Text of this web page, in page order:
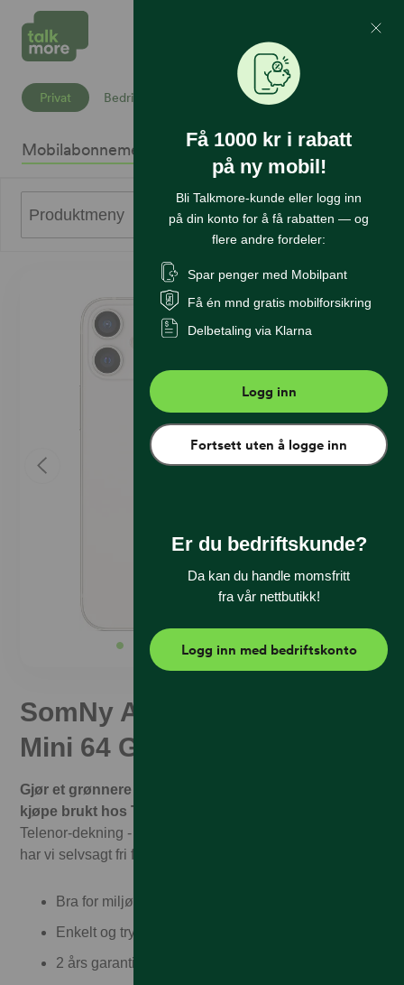
Mine Sider
Privat Bedrift
Mobilabonnement Mobiltelefoner InternettSikkerhet
Produktmeny
SomNy Apple iPhone 12
Mini 64 GB Hvit (C)
Gjør et grønnere valg og spar penger. Det er trygt å
kjøpe brukt hos Talkmore!
Telenor-dekning - til Talkmorepriser, ingen binding, og vi
har vi selvsagt fri frakt og rask levering
Bra for miljøet
Enkelt og trygt
2 års garanti og 30 dagers angrerett
Få 1000 kr i rabatt
på ny mobil!
Bli Talkmore-kunde eller logg inn
på din konto for å få rabatten — og
flere andre fordeler:
Spar penger med Mobilpant
Få én mnd gratis mobilforsikring
Delbetaling via Klarna
Logg inn
Fortsett uten å logge inn
Er du bedriftskunde?
Da kan du handle momsfritt
fra vår nettbutikk!
Logg inn med bedriftskonto